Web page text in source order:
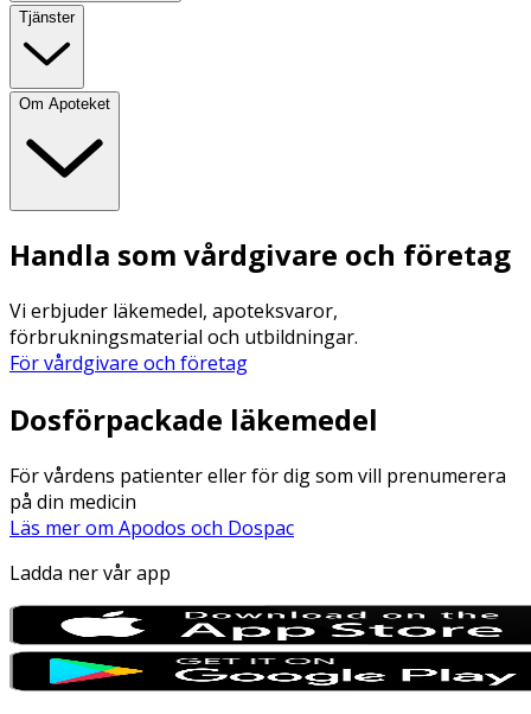
Tjänster
Om Apoteket
Handla som vårdgivare och företag
Vi erbjuder läkemedel, apoteksvaror,
förbrukningsmaterial och utbildningar.
För vårdgivare och företag
Dosförpackade läkemedel
För vårdens patienter eller för dig som vill prenumerera
på din medicin
Läs mer om Apodos och Dospac
Ladda ner vår app